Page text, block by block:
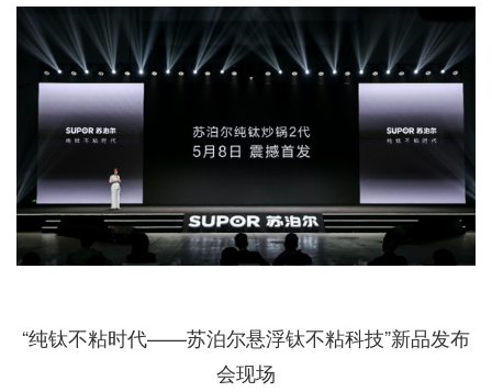
“纯钛不粘时代——苏泊尔悬浮钛不粘科技”新品发布
会现场